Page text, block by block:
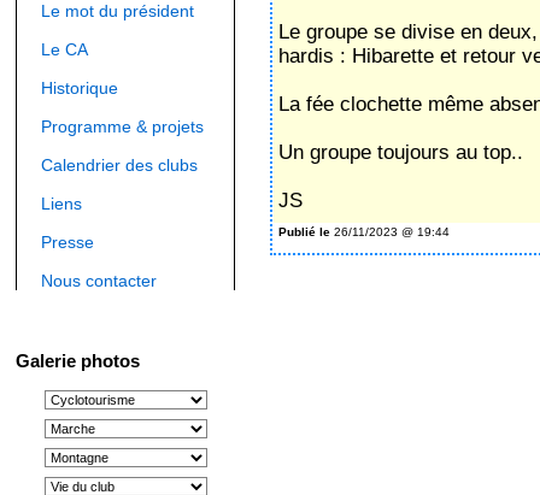
Le mot du président
Le CA
Historique
Programme & projets
Calendrier des clubs
Liens
Presse
Nous contacter
Galerie photos
Le groupe se divise en
hardis : Hibarette et retour
La fée clochette même
Un groupe toujours au top..
JS
Publié le 26/11/2023 @ 19:44